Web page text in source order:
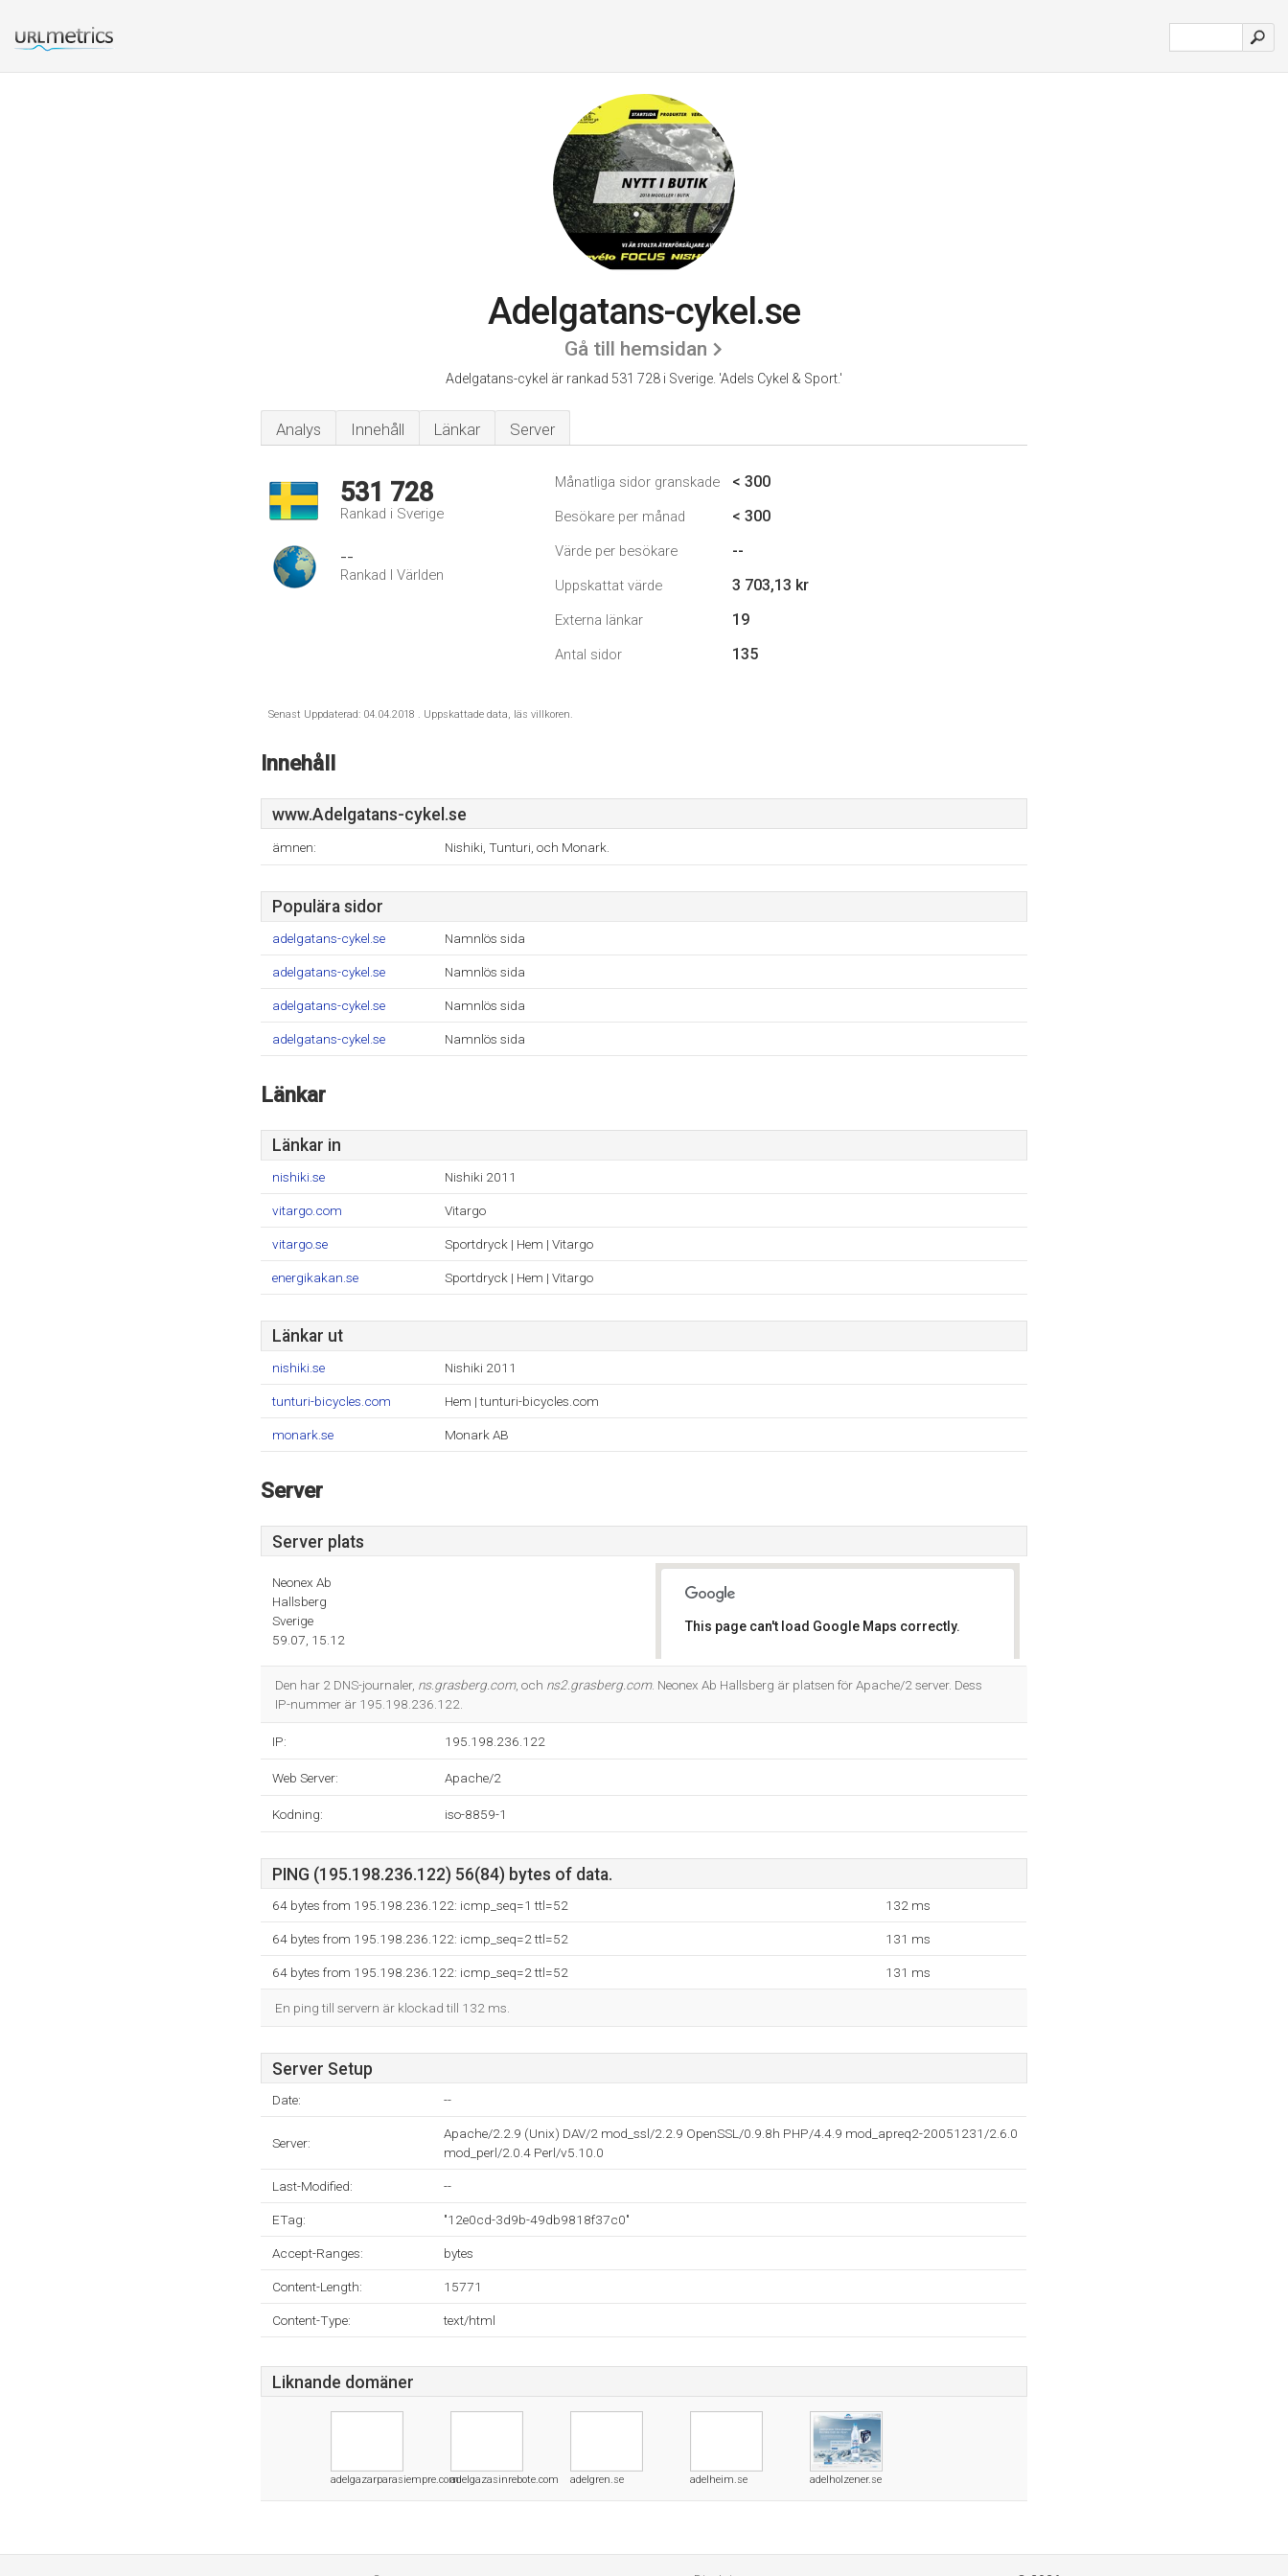
Adelgatans-cykel.se
Gå till hemsidan
Adelgatans-cykel är rankad 531 728 i Sverige. 'Adels Cykel & Sport.'
Analys Innehåll Länkar Server
531 728
Rankad i Sverige
--
Rankad I Världen
Månatliga sidor granskade < 300
Besökare per månad < 300
Värde per besökare --
Uppskattat värde 3 703,13 kr
Externa länkar 19
Antal sidor 135
Senast Uppdaterad: 04.04.2018 . Uppskattade data, läs villkoren.
Innehåll
www.Adelgatans-cykel.se
ämnen: Nishiki, Tunturi, och Monark.
Populära sidor
adelgatans-cykel.se Namnlös sida
adelgatans-cykel.se Namnlös sida
adelgatans-cykel.se Namnlös sida
adelgatans-cykel.se Namnlös sida
Länkar
Länkar in
nishiki.se Nishiki 2011
vitargo.com Vitargo
vitargo.se Sportdryck | Hem | Vitargo
energikakan.se Sportdryck | Hem | Vitargo
Länkar ut
nishiki.se Nishiki 2011
tunturi-bicycles.com Hem | tunturi-bicycles.com
monark.se Monark AB
Server
Server plats
Neonex Ab
Hallsberg
Sverige
59.07, 15.12
This page can't load Google Maps correctly.
Den har 2 DNS-journaler, ns.grasberg.com, och ns2.grasberg.com. Neonex Ab Hallsberg är platsen för Apache/2 server. Dess
IP-nummer är 195.198.236.122.
IP: 195.198.236.122
Web Server: Apache/2
Kodning: iso-8859-1
PING (195.198.236.122) 56(84) bytes of data.
64 bytes from 195.198.236.122: icmp_seq=1 ttl=52 132 ms
64 bytes from 195.198.236.122: icmp_seq=2 ttl=52 131 ms
64 bytes from 195.198.236.122: icmp_seq=2 ttl=52 131 ms
En ping till servern är klockad till 132 ms.
Server Setup
Date: --
Server:
Apache/2.2.9 (Unix) DAV/2 mod_ssl/2.2.9 OpenSSL/0.9.8h PHP/4.4.9 mod_apreq2-20051231/2.6.0
mod_perl/2.0.4 Perl/v5.10.0
Last-Modified: --
ETag: "12e0cd-3d9b-49db9818f37c0"
Accept-Ranges: bytes
Content-Length: 15771
Content-Type: text/html
Liknande domäner
adelgazarparasiempre.comadelgazasinrebote.com adelgren.se adelheim.se adelholzener.se